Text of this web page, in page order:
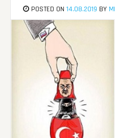
POSTED ON 14.08.2019 BY